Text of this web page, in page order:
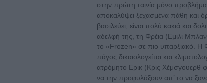
στην πρώτη ταινία μόνο
αποκαλύψει ξεχασμένα πάθη και
βασιλεύει, είναι πολύ κακιά και
αδελφή της, τη Φρέια (Εμιλι
το «Frozen» σε πιο υπαρξιακό. Η
πάγος δικαιολογείται και
ατρόμητο Ερικ (Κρις Χέμσγουερθ
να την προφυλάξουν απ’ το να